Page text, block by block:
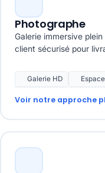
Photographe
Galerie immersive plein
client sécurisé pour
Galerie HD
Voir notre approche